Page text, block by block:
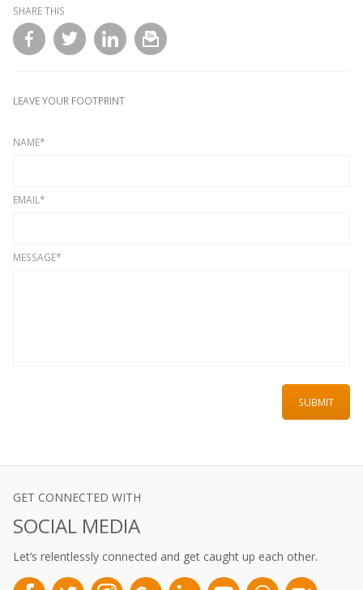
SHARE THIS
LEAVE YOUR FOOTPRINT
NAME*
EMAIL*
MESSAGE*
GET CONNECTED WITH
SOCIAL MEDIA
Let’s relentlessly connected and get caught up each other.